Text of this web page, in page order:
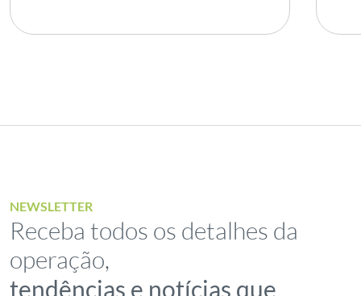
NEWSLETTER
Receba todos os detalhes da
operação,
tendências e notícias que